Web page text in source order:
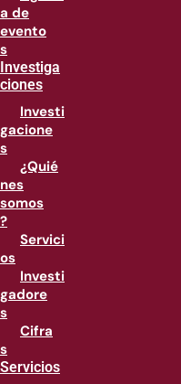
a de
evento
s
Investiga
ciones
Investi
gacione
s
¿Quié
nes
somos
?
Servici
os
Investi
gadore
s
Cifra
s
Servicios